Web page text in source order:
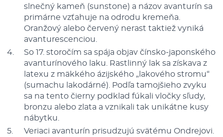
slnečný kameň (sunstone) a názov avanturín sa
primárne vzťahuje na odrodu kremeňa.
Oranžový alebo červený nerast taktiež vyniká
avanturescenciou.
So 17. storočím sa spája objav čínsko-japonského
avanturínového laku. Rastlinný lak sa získava z
latexu z mäkkého ázijského „lakového stromu“
(sumachu lakodárné). Podľa tamojšieho zvyku
sa na tento čierny podklad fúkali vločky sľudy,
bronzu alebo zlata a vznikali tak unikátne kusy
nábytku.
Veriaci avanturín prisudzujú svätému Ondrejovi.